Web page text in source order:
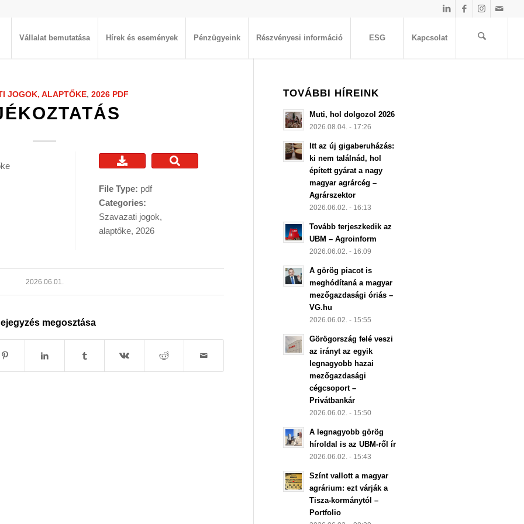
Vállalat bemutatása Hírek és események Pénzügyeink Részvényesi információ ESG Kapcsolat
JOGOK, ALAPTŐKE, 2026 PDF
File Type: pdf
Categories:
Szavazati jogok,
alaptőke, 2026
2026.06.01.
megosztása
TOVÁBBI HÍREINK
Muti, hol dolgozol 2026
2026.08.04. - 17:26
Itt az új gigaberuházás:
ki nem találnád, hol
épített gyárat a nagy
magyar agrárcég –
Agrárszektor
2026.06.02. - 16:13
Tovább terjeszkedik az
UBM – Agroinform
2026.06.02. - 16:09
A görög piacot is
meghódítaná a magyar
mezőgazdasági óriás –
VG.hu
2026.06.02. - 15:55
Görögország felé veszi
az irányt az egyik
legnagyobb hazai
mezőgazdasági
cégcsoport –
Privátbankár
2026.06.02. - 15:50
A legnagyobb görög
híroldal is az UBM-ről ír
2026.06.02. - 15:43
Színt vallott a magyar
agrárium: ezt várják a
Tisza-kormánytól –
Portfolio